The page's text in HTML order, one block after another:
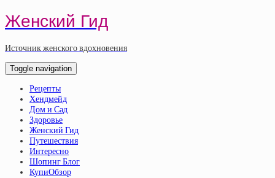
Женский Гид
Источник женского вдохновения
Toggle navigation
Рецепты
Хендмейд
Дом и Сад
Здоровье
Женский Гид
Путешествия
Интересно
Шопинг Блог
КупиОбзор